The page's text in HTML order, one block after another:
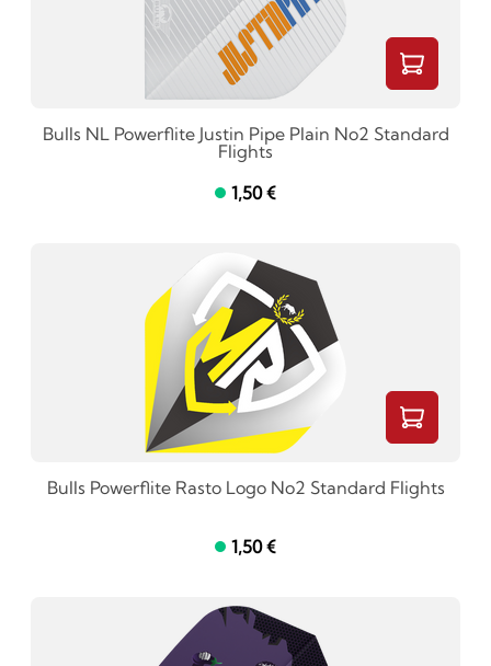
Bulls NL Powerflite Justin Pipe Plain No2 Standard
Flights
1,50 €
Bulls Powerflite Rasto Logo No2 Standard Flights
1,50 €